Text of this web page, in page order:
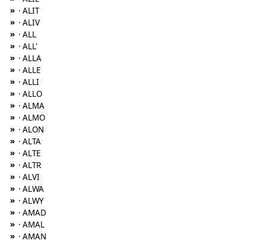
» · ALIT
» · ALIV
» · ALL
» · ALL'
» · ALLA
» · ALLE
» · ALLI
» · ALLO
» · ALMA
» · ALMO
» · ALON
» · ALTA
» · ALTE
» · ALTR
» · ALVI
» · ALWA
» · ALWY
» · AMAD
» · AMAL
» · AMAN